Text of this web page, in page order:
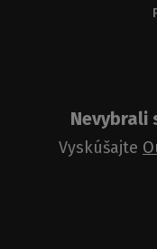
Nevybrali
Vyskúšajte